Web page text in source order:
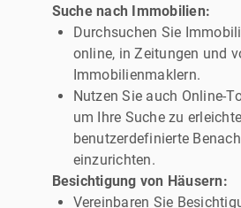
Suche nach Immobilien:
Durchsuchen Sie
online, in Zeitungen und
Immobilienmaklern.
Nutzen Sie auch Online-
um Ihre Suche zu
benutzerdefinierte
einzurichten.
Besichtigung von Häusern:
Vereinbaren Sie